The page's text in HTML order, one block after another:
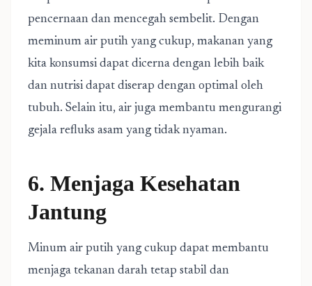
pencernaan dan mencegah sembelit. Dengan
meminum air putih yang cukup, makanan yang
kita konsumsi dapat dicerna dengan lebih baik
dan nutrisi dapat diserap dengan optimal oleh
tubuh. Selain itu, air juga membantu mengurangi
gejala refluks asam yang tidak nyaman.
6. Menjaga Kesehatan
Jantung
Minum air putih yang cukup dapat membantu
menjaga tekanan darah tetap stabil dan